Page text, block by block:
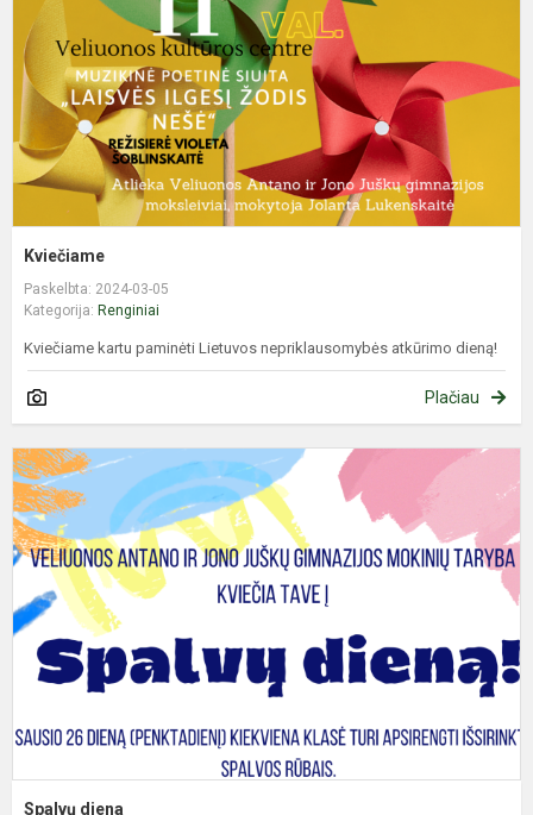
Kviečiame
Paskelbta: 2024-03-05
Kategorija: Renginiai
Kviečiame kartu paminėti Lietuvos nepriklausomybės atkūrimo dieną!
Plačiau
Spalvų diena